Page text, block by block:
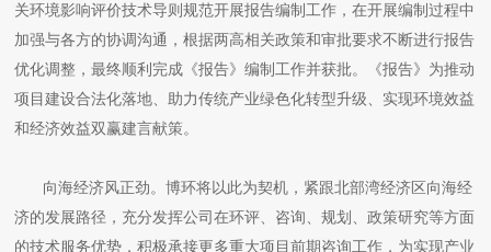
关环境影响评价技术导则规范开展报告编制工作，在开展编制过程中
加强与各方的协调沟通，根据两高相关政策和审批要求不断进行报告
优化调整，最终顺利完成《报告》编制工作并获批。《报告》为推动
项目建设合法化落地、助力传统产业绿色化转型升级、实现环境效益
和经济效益双赢建言献策。
向海经济风正劲。博环将以此为契机，紧跟北部湾经济区向海经
济的发展路径，充分发挥公司在环评、咨询、规划、政策研究等方面
的技术服务优势，积极承接更多重大项目前期咨询工作，为实现产业